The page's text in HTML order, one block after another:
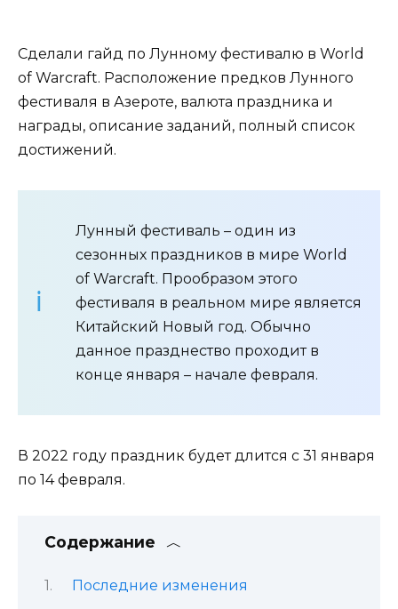
Сделали гайд по Лунному фестивалю в World
of Warcraft. Расположение предков Лунного
фестиваля в Азероте, валюта праздника и
награды, описание заданий, полный список
достижений.
Лунный фестиваль – один из
сезонных праздников в мире World
of Warcraft. Прообразом этого
фестиваля в реальном мире является
Китайский Новый год. Обычно
данное празднество проходит в
конце января – начале февраля.
В 2022 году праздник будет длится с 31 января
по 14 февраля.
Содержание
Последние изменения